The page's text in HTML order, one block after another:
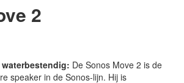
2
waterbestendig: De Sonos Move 2 is de
speaker in de Sonos-lijn. Hij is